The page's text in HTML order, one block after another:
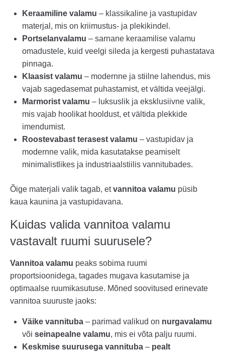
Keraamiline valamu – klassikaline ja vastupidav
materjal, mis on kriimustus- ja plekikindel.
Portselanvalamu – sarnane keraamilise valamu
omadustele, kuid veelgi sileda ja kergesti puhastatava
pinnaga.
Klaasist valamu – modernne ja stiilne lahendus, mis
vajab sagedasemat puhastamist, et vältida veejälgi.
Marmorist valamu – luksuslik ja eksklusiivne valik,
mis vajab hoolikat hooldust, et vältida plekkide
imendumist.
Roostevabast terasest valamu – vastupidav ja
modernne valik, mida kasutatakse peamiselt
minimalistlikes ja industriaalstiilis vannitubades.
Õige materjali valik tagab, etvannitoa valamu püsib
kaua kaunina ja vastupidavana.
Kuidas valida vannitoa valamu
vastavalt ruumi suurusele?
Vannitoa valamu peaks sobima ruumi
proportsioonidega, tagades mugava kasutamise ja
optimaalse ruumikasutuse. Mõned soovitused erinevate
vannitoa suuruste jaoks:
Väike vannituba – parimad valikud on nurgavalamu
või seinapealne valamu, mis ei võta palju ruumi.
Keskmise suurusega vannituba – pealt